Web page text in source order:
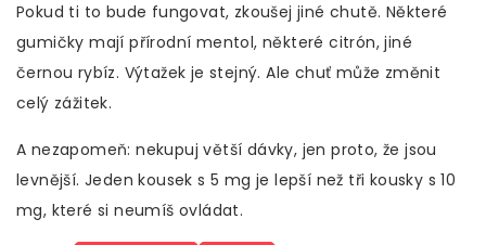
Pokud ti to bude fungovat, zkoušej jiné chutě. Některé
gumičky mají přírodní mentol, některé citrón, jiné
černou rybíz. Výtažek je stejný. Ale chuť může změnit
celý zážitek.
A nezapomeň: nekupuj větší dávky, jen proto, že jsou
levnější. Jeden kousek s 5 mg je lepší než tři kousky s 10
mg, které si neumíš ovládat.